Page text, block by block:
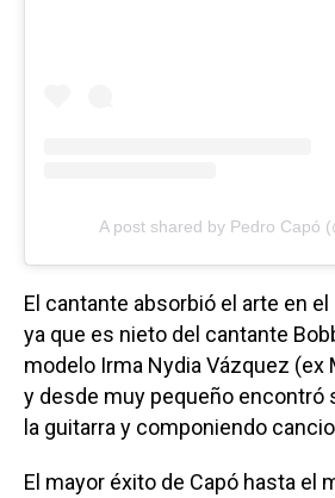
A post shared by Pedro Capó
El cantante absorbió el arte en
ya que es nieto del cantante
modelo Irma Nydia Vázquez (ex
y desde muy pequeño encontró
la guitarra y componiendo
El mayor éxito de Capó hasta el